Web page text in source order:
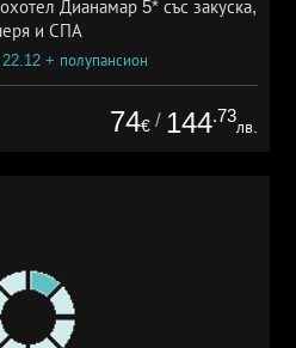
Дианамар 5* със закуска,
и СПА
+ полупансион
74€ / 144.73
лв.